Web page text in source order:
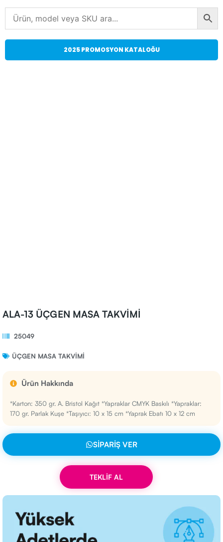
2025 PROMOSYON KATALOĞU
ALA-13 ÜÇGEN MASA TAKVİMİ
25049
ÜÇGEN MASA TAKVIMI
Ürün Hakkında
*Karton: 350 gr. A. Bristol Kağıt *Yapraklar CMYK Baskılı *Yapraklar:
170 gr. Parlak Kuşe *Taşıyıcı: 10 x 15 cm *Yaprak Ebatı 10 x 12 cm
SIPARIŞ VER
TEKLİF AL